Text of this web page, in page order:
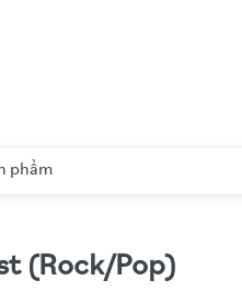
phẩm
(Rock/Pop)